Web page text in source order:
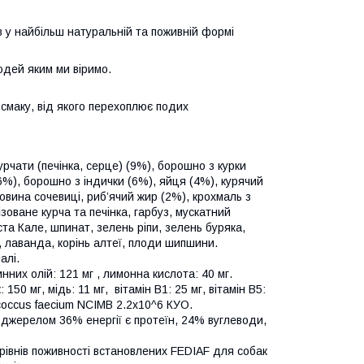
найбільш натуральній та поживній формі
яким ми віримо.
від якого перехоплює подих
(печінка, серце) (9%), борошно з курки
борошно з індички (6%), яйця (4%), курячий
сочевиці, риб’ячий жир (2%), крохмаль з
курча та печінка, гарбуз, мускатний
Кале, шпинат, зелень ріпи, зелень буряка,
лаванда, корінь алтеї, плоди шипшини.
олій: 121 мг , лимонна кислота: 40 мг.
мг, мідь: 11 мг, вітамін B1: 25 мг, вітамін B5:
faecium NCIMB 2.2x10^6 КУО.
36% енергії є протеїн, 24% вуглеводи,
поживності встановлених FEDIAF для собак